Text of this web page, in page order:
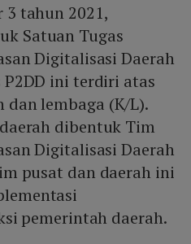
3 tahun 2021,
Satuan Tugas
Digitalisasi Daerah
P2DD ini terdiri atas
dan lembaga (K/L).
dibentuk Tim
Digitalisasi Daerah
pusat dan daerah ini
pemerintah daerah.